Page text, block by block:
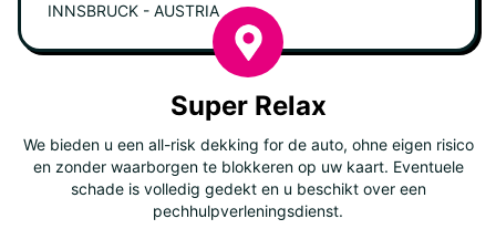
INNSBRUCK - AUSTRIA
Super Relax
We bieden u een all-risk dekking for de auto, ohne eigen risico
en zonder waarborgen te blokkeren op uw kaart. Eventuele
schade is volledig gedekt en u beschikt over een
pechhulpverleningsdienst.